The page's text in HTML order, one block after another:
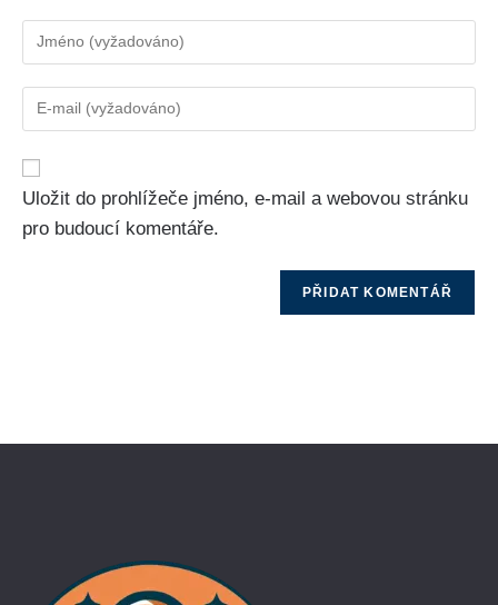
Uložit do prohlížeče jméno, e-mail a webovou stránku
pro budoucí komentáře.